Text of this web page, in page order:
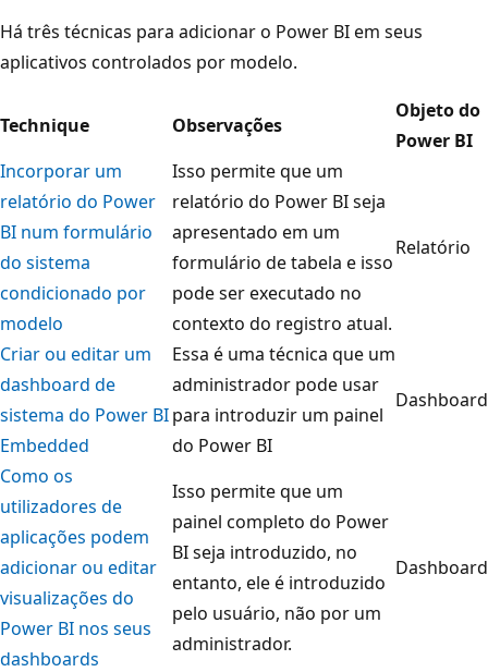
Há três técnicas para adicionar o Power BI em seus
aplicativos controlados por modelo.
Technique Observações
Objeto do
Power BI
Incorporar um
relatório do Power
BI num formulário
do sistema
condicionado por
modelo
Isso permite que um
relatório do Power BI seja
apresentado em um
formulário de tabela e isso
pode ser executado no
contexto do registro atual.
Relatório
Criar ou editar um
dashboard de
sistema do Power BI
Embedded
Essa é uma técnica que um
administrador pode usar
para introduzir um painel
do Power BI
Dashboard
Como os
utilizadores de
aplicações podem
adicionar ou editar
visualizações do
Power BI nos seus
dashboards
Isso permite que um
painel completo do Power
BI seja introduzido, no
entanto, ele é introduzido
pelo usuário, não por um
administrador.
Dashboard